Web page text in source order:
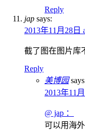
Reply
jap says:
2013年11月28日
截了图在图片库
Reply
美博园
2013年11
@ jap ：
可以用海